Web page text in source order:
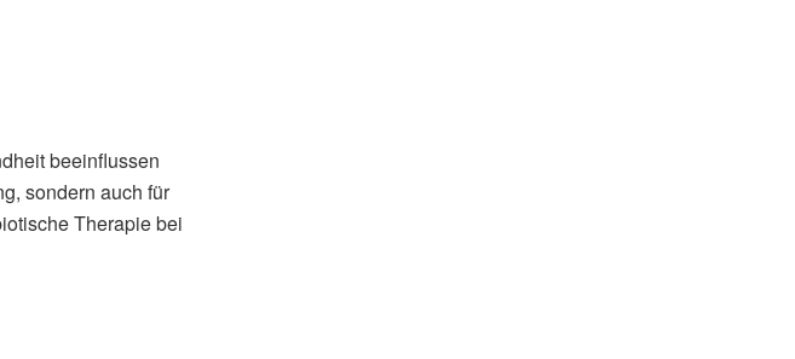
beeinflussen
sondern auch für
Therapie bei